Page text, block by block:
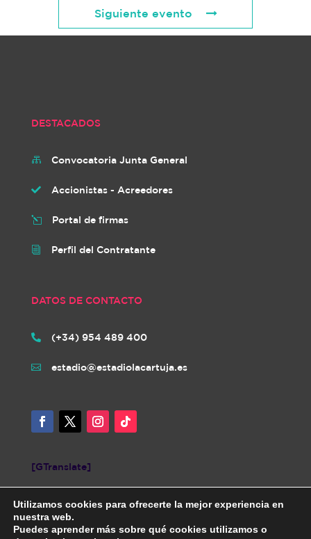
Siguiente evento
DESTACADOS
 Convocatoria Junta General
 Accionistas - Acreedores
l Portal de firmas
i Perfil del Contratante
DATOS DE CONTACTO
 (+34) 954 489 400
 estadio@estadiolacartuja.es
[GTranslate]
Utilizamos cookies para ofrecerte la mejor experiencia en
nuestra web.
Puedes aprender más sobre qué cookies utilizamos o